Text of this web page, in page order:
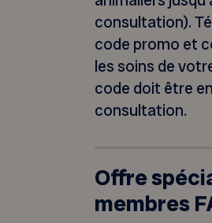
consultation).
code promo et
les soins de
code doit être
consultation.
Offre
membres